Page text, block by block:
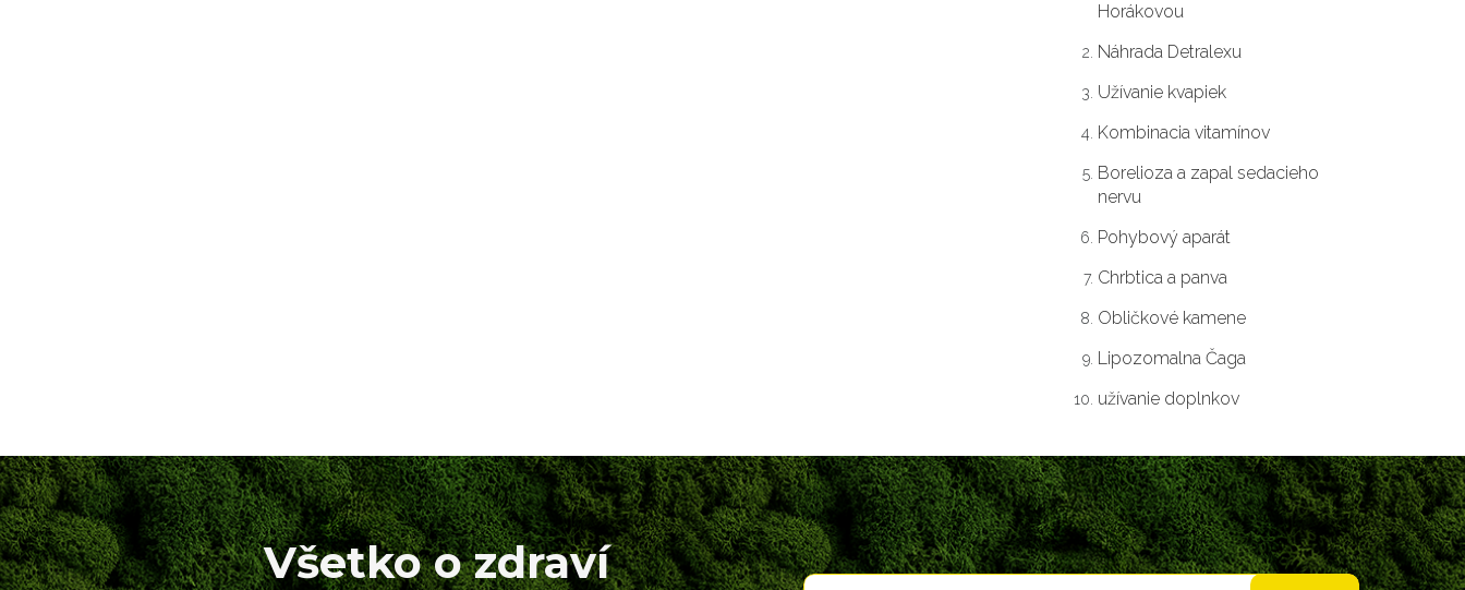
Horákovou
Náhrada Detralexu
Užívanie kvapiek
Kombinacia vitamínov
Borelioza a zapal sedacieho
nervu
Pohybový aparát
Chrbtica a panva
Obličkové kamene
Lipozomalna Čaga
užívanie doplnkov
Všetko o zdraví